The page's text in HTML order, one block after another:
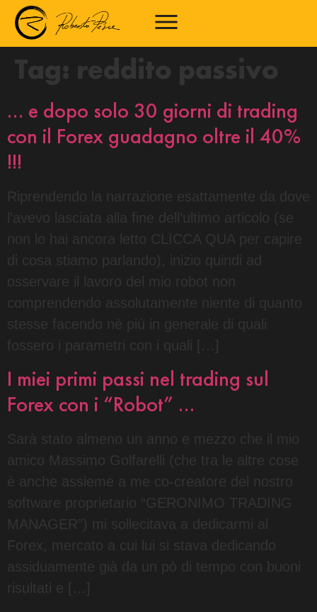
Tag: reddito passivo
… e dopo solo 30 giorni di trading
con il Forex guadagno oltre il 40%
!!!
Riprendendo la narrazione esattamente da dove
l’avevo lasciata alla fine dell’ultimo articolo (se
non lo hai ancora letto CLICCA QUA per capire
di cosa stiamo parlando), inizio quindi ad
osservare il lavoro del mio robot non
comprendendo assolutamente niente di quanto
stesse facendo nè più in generale di quali
fossero i parametri con i quali […]
I miei primi passi nel trading sul
Forex con i “Robot” …
Sarà stato almeno un anno e mezzo che il mio
amico Massimo Golfarelli (che tra le altre cose
è anche assieme a me co-creatore del nostro
software proprietario “GERONIMO TRADING
MANAGER”) mi sollecitava a dedicarmi al
Forex, mercato a cui lui si stava dedicando
assiduamente già da un pò di tempo con buoni
risultati e […]